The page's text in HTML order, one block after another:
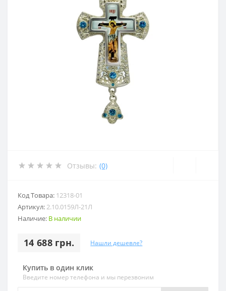
Отзывы: (0)
Код Товара: 12318-01
Артикул:2.10.0159Л-21Л
Наличие: В наличии
14 688 грн. Нашли дешевле?
Купить в один клик
Введите номер телефона и мы перезвоним